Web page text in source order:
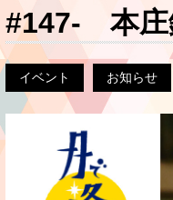
#147- 本庄
イベント お知らせ